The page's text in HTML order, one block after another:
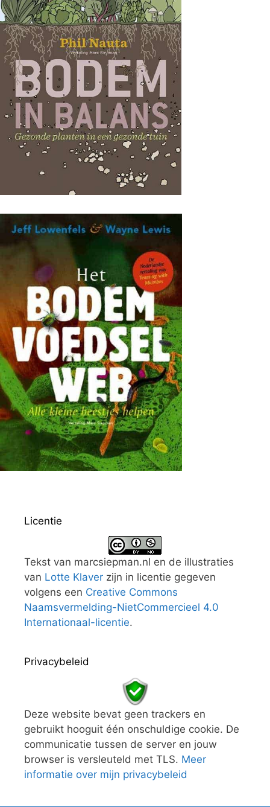
Licentie
Tekst van marcsiepman.nl en de illustraties
van Lotte Klaver zijn in licentie gegeven
volgens een Creative Commons
Naamsvermelding-NietCommercieel 4.0
Internationaal-licentie.
Privacybeleid
Deze website bevat geen trackers en
gebruikt hooguit één onschuldige cookie. De
communicatie tussen de server en jouw
browser is versleuteld met TLS. Meer
informatie over mijn privacybeleid